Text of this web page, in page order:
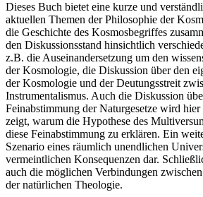
Dieses Buch bietet eine kurze und
aktuellen Themen der Philosophie der
die Geschichte des Kosmosbegriffes
den Diskussionsstand hinsichtlich
z.B. die Auseinandersetzung um den
der Kosmologie, die Diskussion über den
der Kosmologie und der Deutungsstreit
Instrumentalismus. Auch die Diskussion
Feinabstimmung der Naturgesetze wird
zeigt, warum die Hypothese des
diese Feinabstimmung zu erklären. Ein
Szenario eines räumlich unendlichen
vermeintlichen Konsequenzen dar.
auch die möglichen Verbindungen
der natürlichen Theologie.